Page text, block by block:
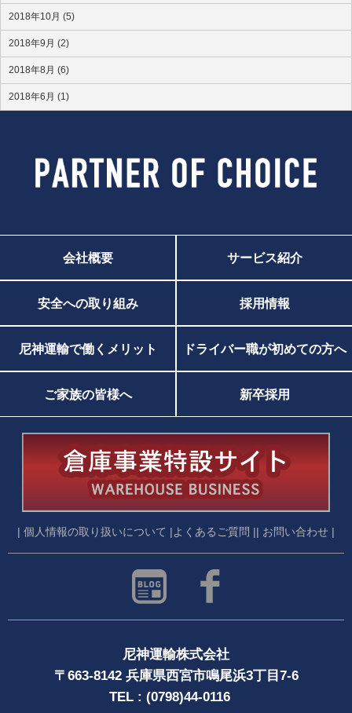
2018年10月 (5)
2018年9月 (2)
2018年8月 (6)
2018年6月 (1)
会社概要 サービス紹介
安全への取り組み 採用情報
尼神運輸で働くメリット ドライバー職が初めての方へ
ご家族の皆様へ 新卒採用
| 個人情報の取り扱いについて | よくあるご質問 | | お問い合わせ |
尼神運輸株式会社
〒663-8142 兵庫県西宮市鳴尾浜3丁目7-6
TEL : (0798)44-0116